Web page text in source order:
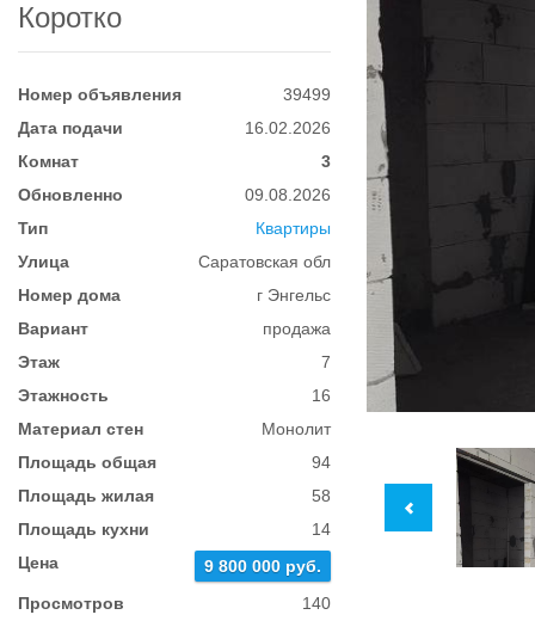
Коротко
Номер объявления
39499
Дата подачи
16.02.2026
Комнат
3
Обновленно
09.08.2026
Тип
Квартиры
Улица
Саратовская обл
Номер дома
г Энгельс
Вариант
продажа
Этаж
7
Этажность
16
Материал стен
Монолит
Площадь общая
94
Площадь жилая
58
Площадь кухни
14
Цена
9 800 000 руб.
Просмотров
140